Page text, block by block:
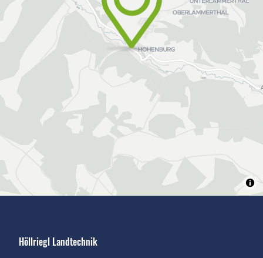
Höllriegl Landtechnik